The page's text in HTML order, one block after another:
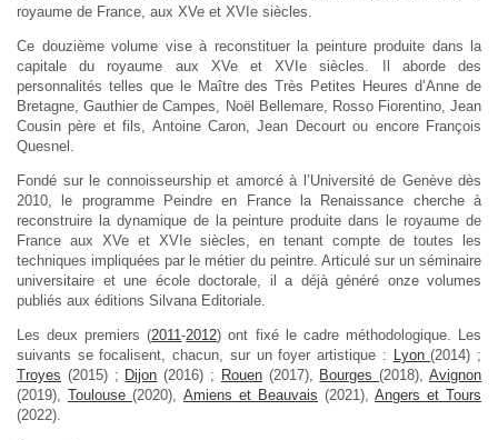
royaume de France, aux XVe et XVIe siècles.
Ce douzième volume vise à reconstituer la peinture produite dans la
capitale du royaume aux XVe et XVIe siècles. Il aborde des
personnalités telles que le Maître des Très Petites Heures d’Anne de
Bretagne, Gauthier de Campes, Noël Bellemare, Rosso Fiorentino, Jean
Cousin père et fils, Antoine Caron, Jean Decourt ou encore François
Quesnel.
Fondé sur le connoisseurship et amorcé à l’Université de Genève dès
2010, le programme Peindre en France la Renaissance cherche à
reconstruire la dynamique de la peinture produite dans le royaume de
France aux XVe et XVIe siècles, en tenant compte de toutes les
techniques impliquées par le métier du peintre. Articulé sur un séminaire
universitaire et une école doctorale, il a déjà généré onze volumes
publiés aux éditions Silvana Editoriale.
Les deux premiers (2011-2012) ont fixé le cadre méthodologique. Les
suivants se focalisent, chacun, sur un foyer artistique : Lyon(2014) ;
Troyes (2015) ; Dijon (2016) ; Rouen(2017), Bourges(2018),Avignon
(2019), Toulouse (2020), Amiens et Beauvais (2021), Angers et Tours
(2022).